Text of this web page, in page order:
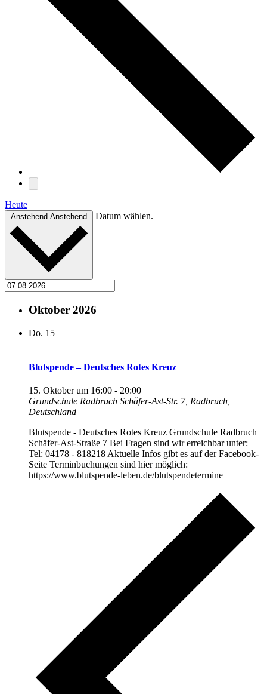
Heute
Anstehend Anstehend Datum wählen.
Oktober 2026
Do. 15
Blutspende – Deutsches Rotes Kreuz
15. Oktober um 16:00 - 20:00
Grundschule Radbruch Schäfer-Ast-Str. 7, Radbruch,
Deutschland
Blutspende - Deutsches Rotes Kreuz Grundschule Radbruch
Schäfer-Ast-Straße 7 Bei Fragen sind wir erreichbar unter:
Tel: 04178 - 818218 Aktuelle Infos gibt es auf der Facebook-
Seite Terminbuchungen sind hier möglich:
https://www.blutspende-leben.de/blutspendetermine